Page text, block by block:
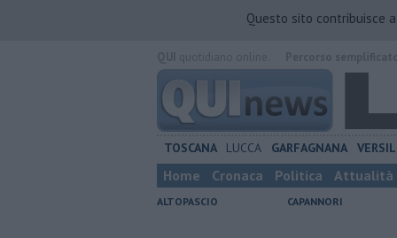
Questo sito contribuisce
TOSCANA LUCCA GARFAGNANA
Home Cronaca Politica Attualità
ALTOPASCIO CAPANNORI